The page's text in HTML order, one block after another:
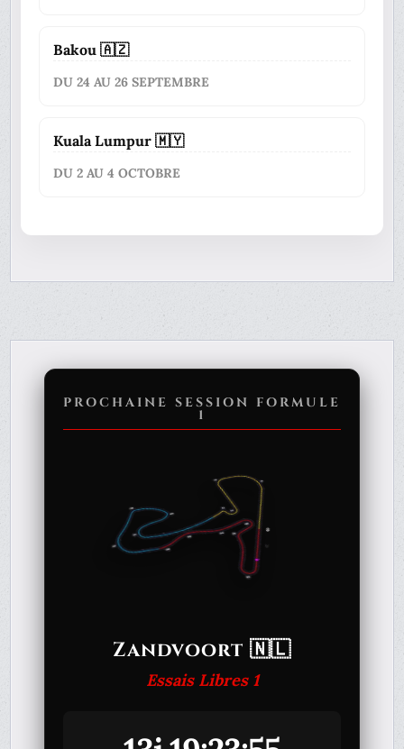
Bakou 🇦🇿
DU 24 AU 26 SEPTEMBRE
Kuala Lumpur 🇲🇾
DU 2 AU 4 OCTOBRE
PROCHAINE SESSION FORMULE
1
Zandvoort 🇳🇱
Essais Libres 1